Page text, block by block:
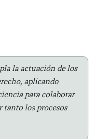
la actuación de los
aplicando
para colaborar
tanto los procesos